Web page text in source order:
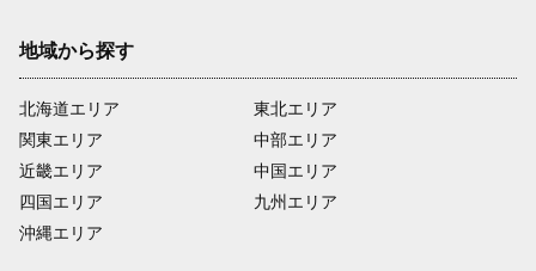
地域から探す
北海道エリア
関東エリア
近畿エリア
四国エリア
沖縄エリア
東北エリア
中部エリア
中国エリア
九州エリア